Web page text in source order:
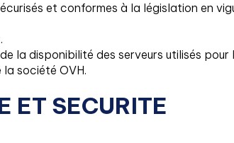
et conformes à la législation en
la disponibilité des serveurs utilisés
société OVH.
ET SECURITE